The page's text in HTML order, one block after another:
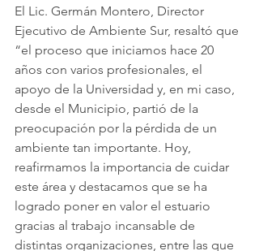
El Lic. Germán Montero, Director
Ejecutivo de Ambiente Sur, resaltó que
“el proceso que iniciamos hace 20
años con varios profesionales, el
apoyo de la Universidad y, en mi caso,
desde el Municipio, partió de la
preocupación por la pérdida de un
ambiente tan importante. Hoy,
reafirmamos la importancia de cuidar
este área y destacamos que se ha
logrado poner en valor el estuario
gracias al trabajo incansable de
distintas organizaciones, entre las que